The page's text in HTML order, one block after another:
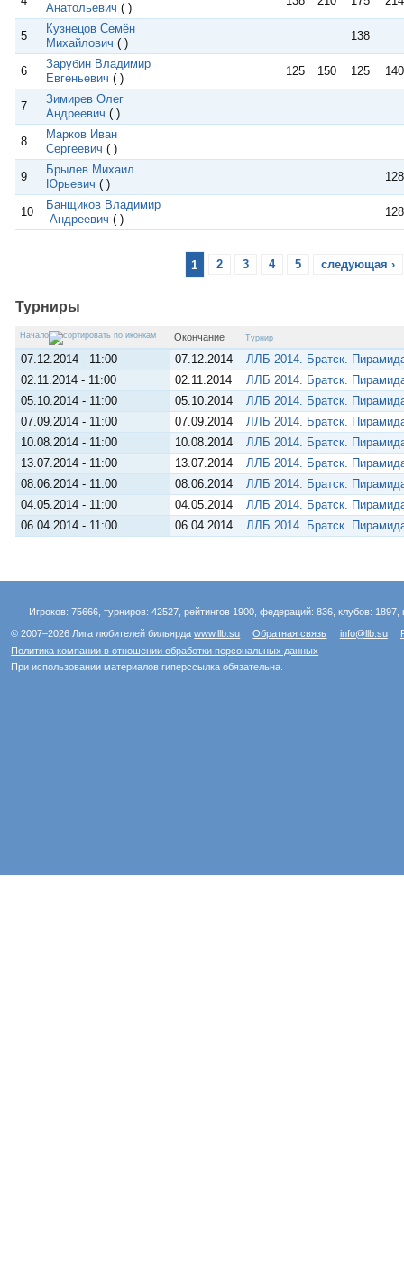
Анатольевич ( )
5
Кузнецов Семён
Михайлович ( )
138
6
Зарубин Владимир
Евгеньевич ( )
125 150 125 140
7
Зимирев Олег
Андреевич ( )
8
Марков Иван
Сергеевич ( )
9
Брылев Михаил
Юрьевич ( )
128
10
Банщиков Владимир
Андреевич ( )
128
1 2 3 4 5 следующая ›
Турниры
Начало Окончание Турнир
07.12.2014 - 11:00 07.12.2014
ЛЛБ 2014. Братск.
02.11.2014 - 11:00
02.11.2014
ЛЛБ 2014. Братск.
05.10.2014 - 11:00
05.10.2014
ЛЛБ 2014. Братск.
07.09.2014 - 11:00
07.09.2014
ЛЛБ 2014. Братск.
10.08.2014 - 11:00
10.08.2014
ЛЛБ 2014. Братск.
13.07.2014 - 11:00
13.07.2014
ЛЛБ 2014. Братск.
08.06.2014 - 11:00
08.06.2014
ЛЛБ 2014. Братск.
04.05.2014 - 11:00
04.05.2014
ЛЛБ 2014. Братск.
06.04.2014 - 11:00
06.04.2014 ЛЛБ 2014. Братск.
Игроков: 75666, турниров: 42527, рейтингов 1900, федераций: 836, клубов:
© 2007–2026 Лига любителей бильярдаwww.llb.su Обратная связь info@llb.su
Политика компании в отношении обработки персональных данных
При использовании материалов гиперссылка обязательна.